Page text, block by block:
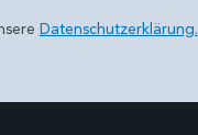
Datenschutzerklärung.